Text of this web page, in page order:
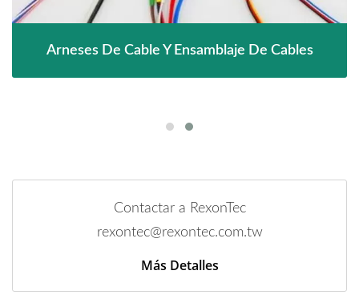
Arneses De Cable Y Ensamblaje De Cables
Contactar a RexonTec
rexontec@rexontec.com.tw
Más Detalles